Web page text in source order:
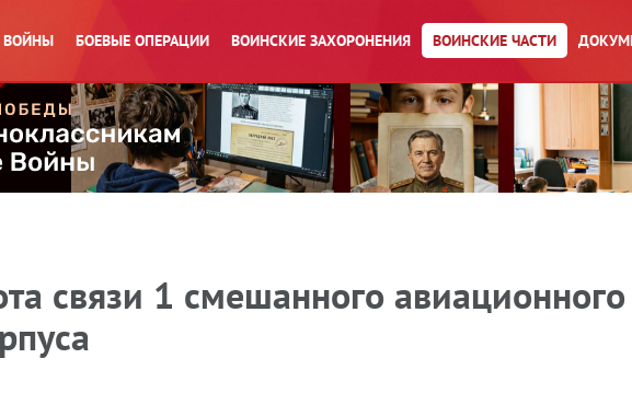
ВОЙНЫ БОЕВЫЕ ОПЕРАЦИИ ВОИНСКИЕ ЗАХОРОНЕНИЯ ВОИНСКИЕ ЧАСТИ
связи 1 смешанного